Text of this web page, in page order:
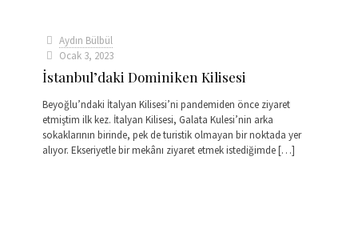
Aydın Bülbül
Ocak 3, 2023
İstanbul’daki Dominiken Kilisesi
Beyoğlu’ndaki İtalyan Kilisesi’ni pandemiden önce ziyaret
etmiştim ilk kez. İtalyan Kilisesi, Galata Kulesi’nin arka
sokaklarının birinde, pek de turistik olmayan bir noktada yer
alıyor. Ekseriyetle bir mekânı ziyaret etmek istediğimde[…]